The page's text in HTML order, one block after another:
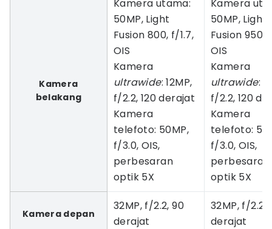
Kamera
belakang
Kamera utama:
50MP, Light
Fusion 800, f/1.7,
OIS
Kamera
ultrawide: 12MP,
f/2.2, 120 derajat
Kamera
telefoto: 50MP,
f/3.0, OIS,
perbesaran
optik 5X
Kamera
50MP, Light
Fusion 950,
OIS
Kamera
ultrawide:
f/2.2, 120
Kamera
telefoto:
f/3.0, OIS,
perbesaran
optik 5X
Kamera depan
32MP, f/2.2, 90
derajat
32MP, f/2.2,
derajat